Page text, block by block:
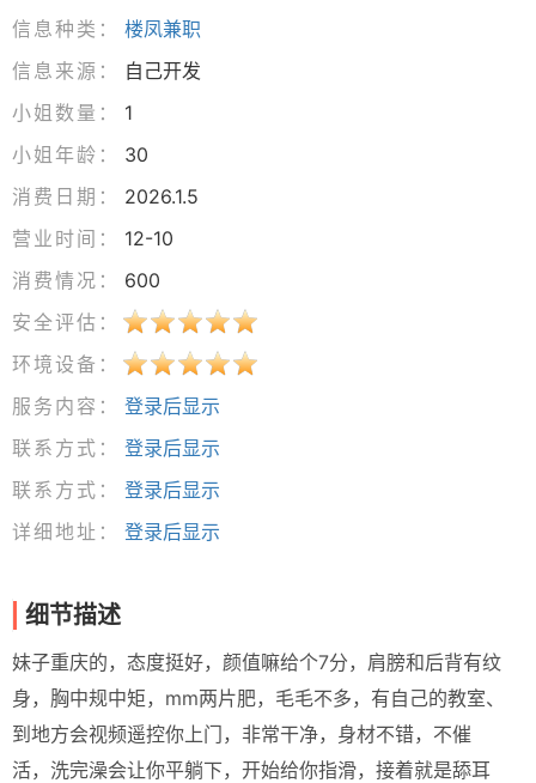
信息种类：
楼凤兼职
信息来源：
自己开发
小姐数量：
1
小姐年龄：
30
消费日期：
2026.1.5
营业时间：
12-10
消费情况：
600
安全评估：
环境设备：
服务内容：
登录后显示
联系方式：
登录后显示
联系方式：
登录后显示
详细地址：
登录后显示
细节描述
妹子重庆的，态度挺好，颜值嘛给个7分，肩膀和后背有纹
身，胸中规中矩，mm两片肥，毛毛不多，有自己的教室、
到地方会视频遥控你上门，非常干净，身材不错，不催
活，洗完澡会让你平躺下，开始给你指滑，接着就是舔耳